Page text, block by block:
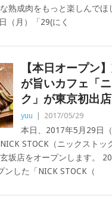
熟成肉をもっと楽しんでほ
（月）「29(にく
【本日オープン
が旨いカフェ「
ク」が東京初出店
yuu 2017/05/29
本日、2017年5月29日
STOCK（ニックストッ
坂店をオープンします。
した「NICK STOCK（